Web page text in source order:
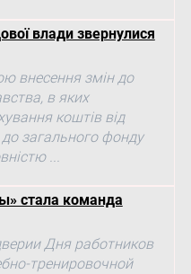
влади звернулися
внесення змін до
в яких
коштів від
загального фонду
...
стала команда
Дня работников
тренировочной